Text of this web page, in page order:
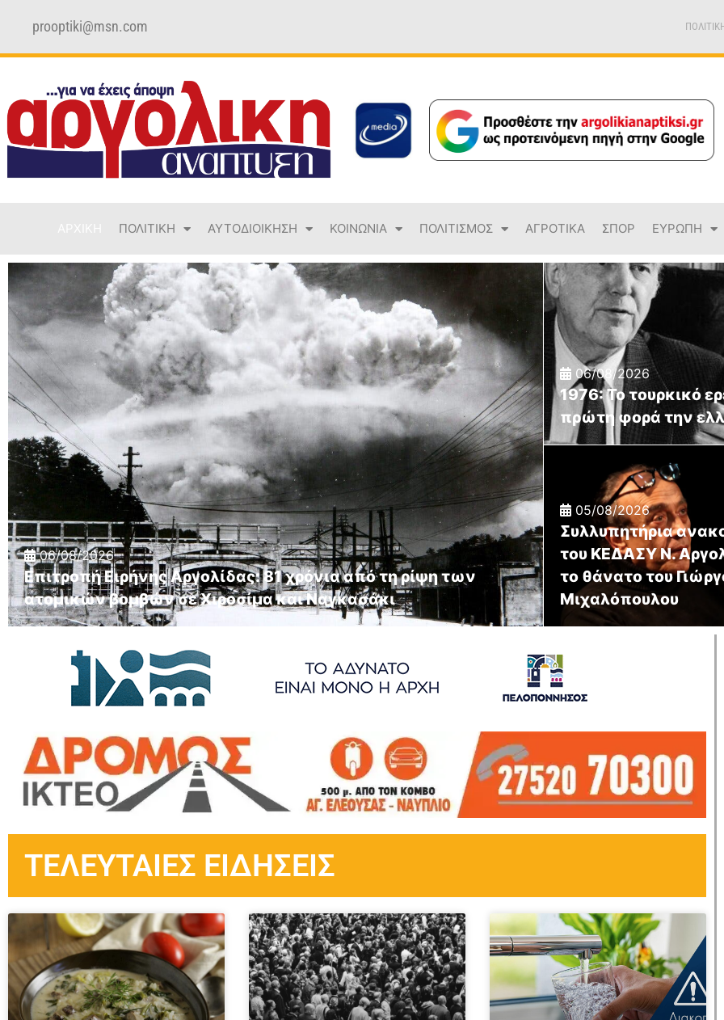
prooptiki@msn.com
ΠΟΛΙΤΙΚΗ ΑΥΤΟΔΙΟΙΚΗΣΗ ΚΟΙΝΩΝΙΑ ΠΟΛΙΤΙΣΜΟΣ ΑΓΡΟΤΙΚΑ ΣΠΟΡ ΕΥΡΩΠΗ
06/08/2026
Επιτροπή Ειρήνης Αργολίδας: 81 χρόνια από τη ρίψη των
ατομικών βομβών σε Χιροσίμα και Ναγκασάκι
06/08/2026
1976: Το τουρκικό
πρώτη φορά την
05/08/2026
Συλλυπητήρια
του ΚΕΔΑΣΥ Ν.
το θάνατο του
Μιχαλόπουλου
ΤΕΛΕΥΤΑΙΕΣ ΕΙΔΗΣΕΙΣ